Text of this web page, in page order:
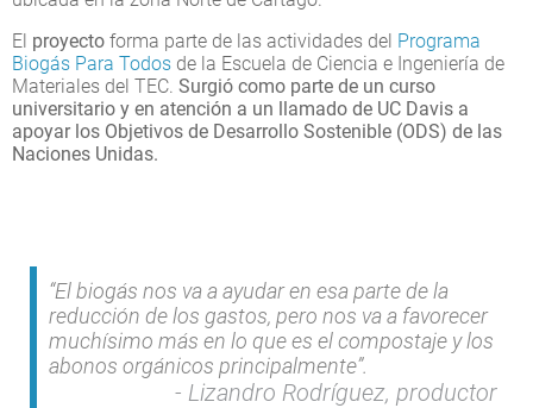
El proyecto forma parte de las actividades del Programa
Biogás Para Todos de la Escuela de Ciencia e Ingeniería de
Materiales del TEC. Surgió como parte de un curso
universitario y en atención a un llamado de UC Davis a
apoyar los Objetivos de Desarrollo Sostenible (ODS) de las
Naciones Unidas.
“El biogás nos va a ayudar en esa parte de la
reducción de los gastos, pero nos va a favorecer
muchísimo más en lo que es el compostaje y los
abonos orgánicos principalmente”.
Lizandro Rodríguez, productor